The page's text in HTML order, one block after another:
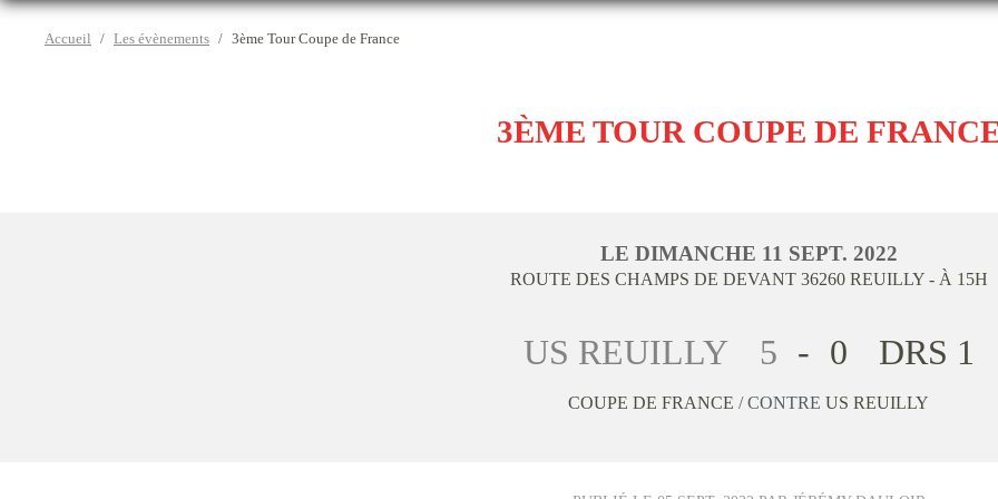
Accueil Les évènements 3ème Tour Coupe de France
3ÈME TOUR COUPE DE
LE DIMANCHE 11 SEPT. 2022
ROUTE DES CHAMPS DE DEVANT 36260 REUILLY - À 15H
US REUILLY 5 - 0 DRS 1
COUPE DE FRANCE / CONTRE US REUILLY